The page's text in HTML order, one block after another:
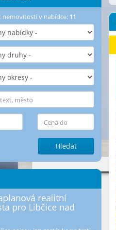
nemovitostí v nabídce: 11
Hledat
realitní
pro Libčice nad